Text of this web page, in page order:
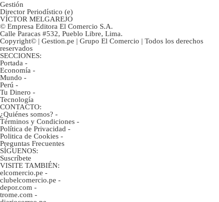
Gestión
Director Periodístico (e)
VÍCTOR MELGAREJO
© Empresa Editora El Comercio S.A.
Calle Paracas #532, Pueblo Libre, Lima.
Copyright© | Gestion.pe | Grupo El Comercio | Todos los derechos
reservados
SECCIONES:
Portada -
Economía -
Mundo -
Perú -
Tu Dinero -
Tecnología
CONTACTO:
¿Quiénes somos? -
Términos y Condiciones -
Política de Privacidad -
Politica de Cookies -
Preguntas Frecuentes
SÍGUENOS:
Suscríbete
VISITE TAMBIÉN:
elcomercio.pe -
clubelcomercio.pe -
depor.com -
trome.com -